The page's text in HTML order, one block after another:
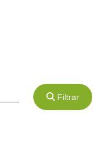
Filtrar